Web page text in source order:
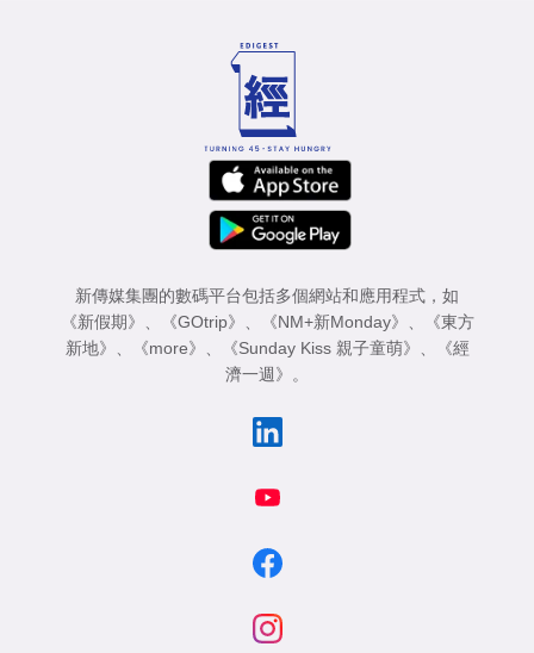
新傳媒集團的數碼平台包括多個網站和應用程式，如
《新假期》
《GOtrip》 《NM+新Monday》
《東方
新地》
《more》 《Sunday Kiss 親子童萌》
《經
濟一週》
。